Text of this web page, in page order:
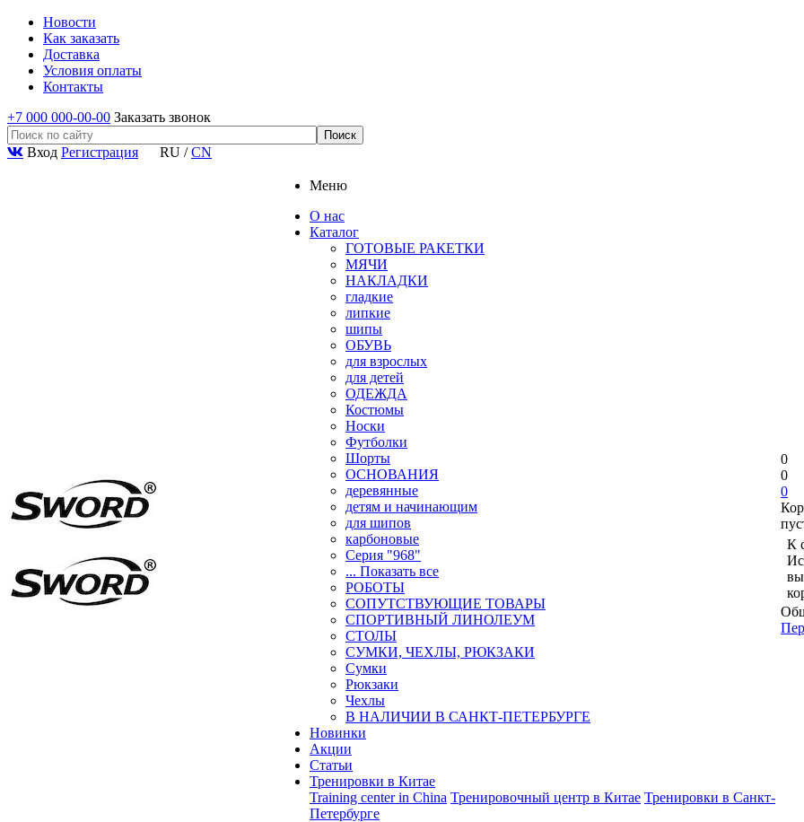
Новости
Как заказать
Доставка
Условия оплаты
Контакты
+7 000 000-00-00 Заказать звонок
Вход Регистрация RU /CN
Меню
О нас
Каталог
ГОТОВЫЕ РАКЕТКИ
МЯЧИ
НАКЛАДКИ
гладкие
липкие
шипы
ОБУВЬ
для взрослых
для детей
ОДЕЖДА
Костюмы
Носки
Футболки
Шорты
ОСНОВАНИЯ
деревянные
детям и начинающим
для шипов
карбоновые
Серия "968"
... Показать все
РОБОТЫ
СОПУТСТВУЮЩИЕ ТОВАРЫ
СПОРТИВНЫЙ ЛИНОЛЕУМ
СТОЛЫ
СУМКИ, ЧЕХЛЫ, РЮКЗАКИ
Сумки
Рюкзаки
Чехлы
В НАЛИЧИИ В САНКТ-ПЕТЕРБУРГЕ
Новинки
Акции
Статьи
Тренировки в Китае
Training center in China Тренировочный центр в Китае Тренировки в Санкт-
Петербурге
0
0
0
К